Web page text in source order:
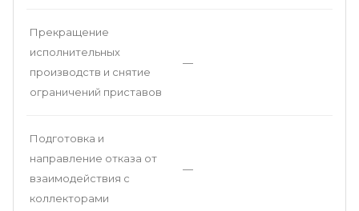
Прекращение
исполнительных
производств и снятие
ограничений приставов
—
Подготовка и
направление отказа от
взаимодействия с
коллекторами
—